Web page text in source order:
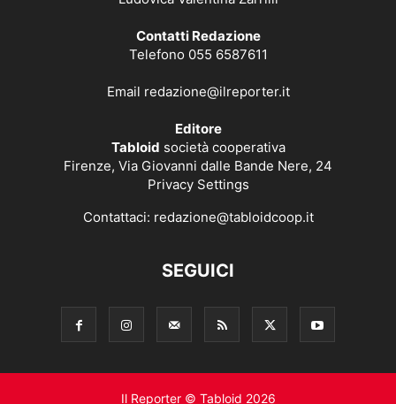
Contatti Redazione
Telefono 055 6587611
Email redazione@ilreporter.it
Editore
Tabloid società cooperativa
Firenze, Via Giovanni dalle Bande Nere, 24
Privacy Settings
Contattaci: redazione@tabloidcoop.it
SEGUICI
Il Reporter © Tabloid 2026